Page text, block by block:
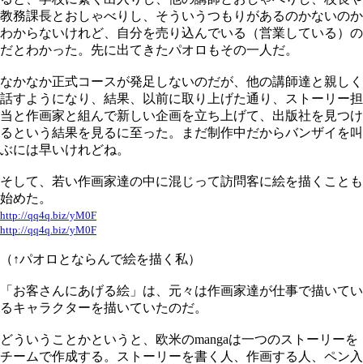
教務課長とおしゃべりし、そういうつもりがあるのかないのか
わからないけれど、自分を売り込んでいる（営業している）の
だとわかった。先に出てきたパオロもその一人だ。
なかなか正式コースが発足しないのだが、他の講師達と親しく
話すようになり、結果、以前に取り上げた通り、ストーリー担
当と作画家と組んで新しい企画を立ち上げて、出版社を見つけ
るという結果を見るに至った。まだ制作中だからバンザイを叫
ぶには早いけれどね。
そして、若い作画家達の中に混じって訪問客に絵を描くことも
始めた。
http://qq4q.biz/yM0F
http://qq4q.biz/yM0F
（↑パオロとならんで絵を描く私）
「お客さんにあげる絵」は、元々は作画家達が仕事で描いてい
るキャラクターを描いていたのだ。
どういうことかというと、欧米のmangaは一つのストーリーを
チームで作成する。ストーリーを書く人、作画する人、ペン入